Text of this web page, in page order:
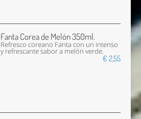
Fanta Corea de Melón 350ml.
Refresco coreano Fanta con un intenso
y refrescante sabor a melón verde.
€ 2,55